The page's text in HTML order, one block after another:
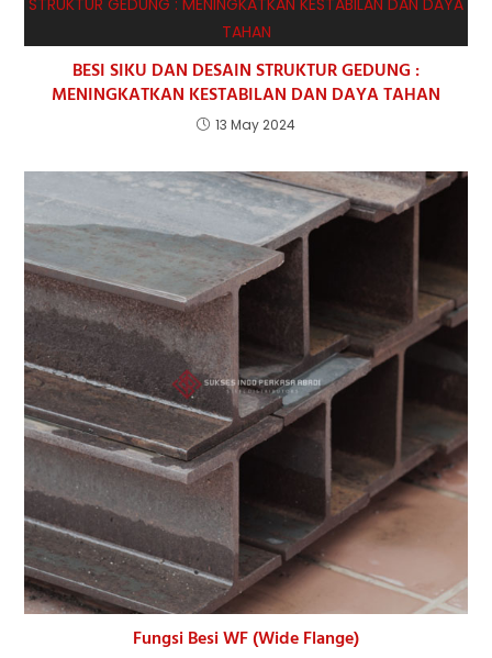
BESI SIKU DAN DESAIN STRUKTUR GEDUNG :
MENINGKATKAN KESTABILAN DAN DAYA TAHAN
13 May 2024
Fungsi Besi WF (Wide Flange)